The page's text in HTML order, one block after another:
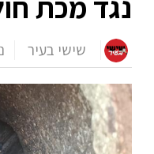
שישי בעיר